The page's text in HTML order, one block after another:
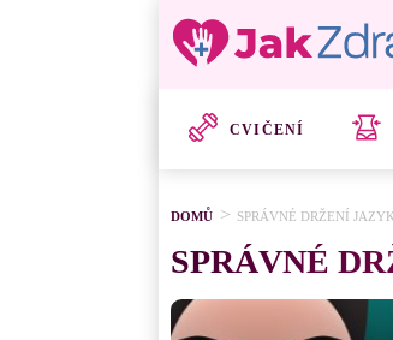
CVIČENÍ
DOMŮ SPRÁVNÉ DRŽENÍ
SPRÁVNÉ